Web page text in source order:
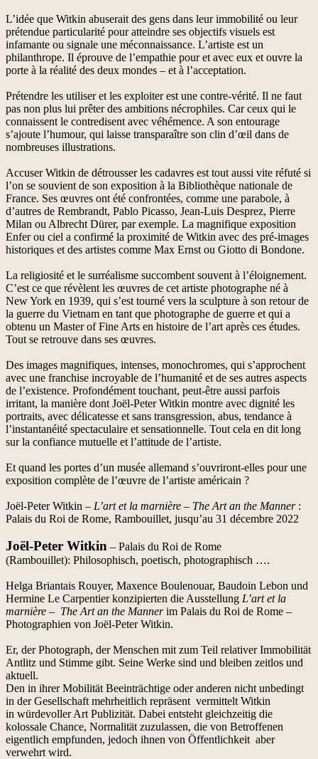
L’idée que Witkin abuserait des gens dans leur immobilité ou leur
prétendue particularité pour atteindre ses objectifs visuels est
infamante ou signale une méconnaissance. L’artiste est un
philanthrope. Il éprouve de l’empathie pour et avec eux et ouvre la
porte à la réalité des deux mondes – et à l’acceptation.
Prétendre les utiliser et les exploiter est une contre-vérité. Il ne faut
pas non plus lui prêter des ambitions nécrophiles. Car ceux qui le
connaissent le contredisent avec véhémence. A son entourage
s’ajoute l’humour, qui laisse transparaître son clin d’œil dans de
nombreuses illustrations.
Accuser Witkin de détrousser les cadavres est tout aussi vite réfuté si
l’on se souvient de son exposition à la Bibliothèque nationale de
France. Ses œuvres ont été confrontées, comme une parabole, à
d’autres de Rembrandt, Pablo Picasso, Jean-Luis Desprez, Pierre
Milan ou Albrecht Dürer, par exemple. La magnifique exposition
Enfer ou ciel a confirmé la proximité de Witkin avec des pré-images
historiques et des artistes comme Max Ernst ou Giotto di Bondone.
La religiosité et le surréalisme succombent souvent à l’éloignement.
C’est ce que révèlent les œuvres de cet artiste photographe né à
New York en 1939, qui s’est tourné vers la sculpture à son retour de
la guerre du Vietnam en tant que photographe de guerre et qui a
obtenu un Master of Fine Arts en histoire de l’art après ces études.
Tout se retrouve dans ses œuvres.
Des images magnifiques, intenses, monochromes, qui s’approchent
avec une franchise incroyable de l’humanité et de ses autres aspects
de l’existence. Profondément touchant, peut-être aussi parfois
irritant, la manière dont Joël-Peter Witkin montre avec dignité les
portraits, avec délicatesse et sans transgression, abus, tendance à
l’instantanéité spectaculaire et sensationnelle. Tout cela en dit long
sur la confiance mutuelle et l’attitude de l’artiste.
Et quand les portes d’un musée allemand s’ouvriront-elles pour une
exposition complète de l’œuvre de l’artiste américain ?
Joël-Peter Witkin – L’art et la marnière – The Art an the Manner:
Palais du Roi de Rome, Rambouillet, jusqu’au 31 décembre 2022
Joël-Peter Witkin – Palais du Roi de Rome
(Rambouillet): Philosophisch, poetisch, photographisch ….
Helga Briantais Rouyer, Maxence Boulenouar, Baudoin Lebon und
Hermine Le Carpentier konzipierten die Ausstellung L’art et la
marnière – The Art an the Mannerim Palais du Roi de Rome –
Photographien von Joël-Peter Witkin.
Er, der Photograph, der Menschen mit zum Teil relativer Immobilität
Antlitz und Stimme gibt. Seine Werke sind und bleiben zeitlos und
aktuell.
Den in ihrer Mobilität Beeinträchtige oder anderen nicht unbedingt
in der Gesellschaft mehrheitlich repräsent vermittelt Witkin
in würdevoller Art Publizität. Dabei entsteht gleichzeitig die
kolossale Chance, Normalität zuzulassen, die von Betroffenen
eigentlich empfunden, jedoch ihnen von Öffentlichkeit aber
verwehrt wird.